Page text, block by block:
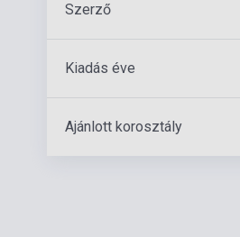
Szerző
Kiadás éve
Ajánlott korosztály